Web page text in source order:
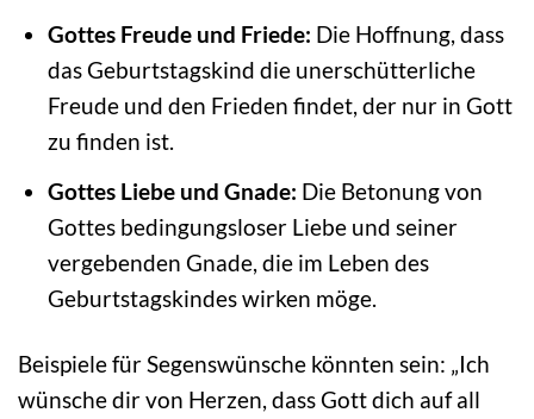
Gottes Freude und Friede: Die Hoffnung, dass
das Geburtstagskind die unerschütterliche
Freude und den Frieden findet, der nur in Gott
zu finden ist.
Gottes Liebe und Gnade: Die Betonung von
Gottes bedingungsloser Liebe und seiner
vergebenden Gnade, die im Leben des
Geburtstagskindes wirken möge.
Beispiele für Segenswünsche könnten sein: „Ich
wünsche dir von Herzen, dass Gott dich auf all